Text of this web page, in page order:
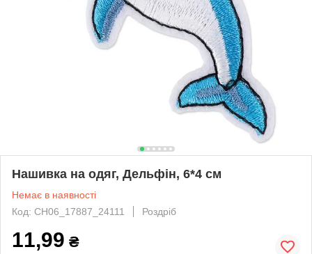
Нашивка на одяг, Дельфін, 6*4 см
Немає в наявності
Код: CH06_17887_24111
Роздріб
11,99 ₴